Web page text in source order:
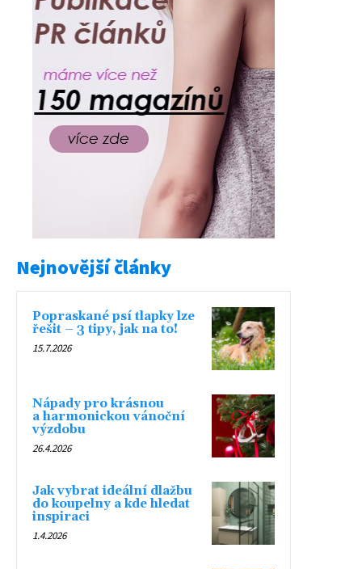
Nejnovější články
Popraskané psí tlapky lze
řešit – 3 tipy, jak na to!
15.7.2026
Nápady pro krásnou
a harmonickou vánoční
výzdobu
26.4.2026
Jak vybrat ideální dlažbu
do koupelny a kde hledat
inspiraci
1.4.2026